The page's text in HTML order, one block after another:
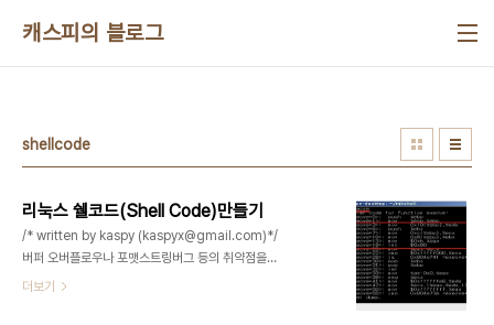
캐스피의 블로그
shellcode
리눅스 쉘코드(Shell Code)만들기
/* written by kaspy (kaspyx@gmail.com)*/
버퍼 오버플로우나 포맷스트링버그 등의 취약점을
이용해서 해킹을 하는데이때 임의의 데이터를 입력
더보기